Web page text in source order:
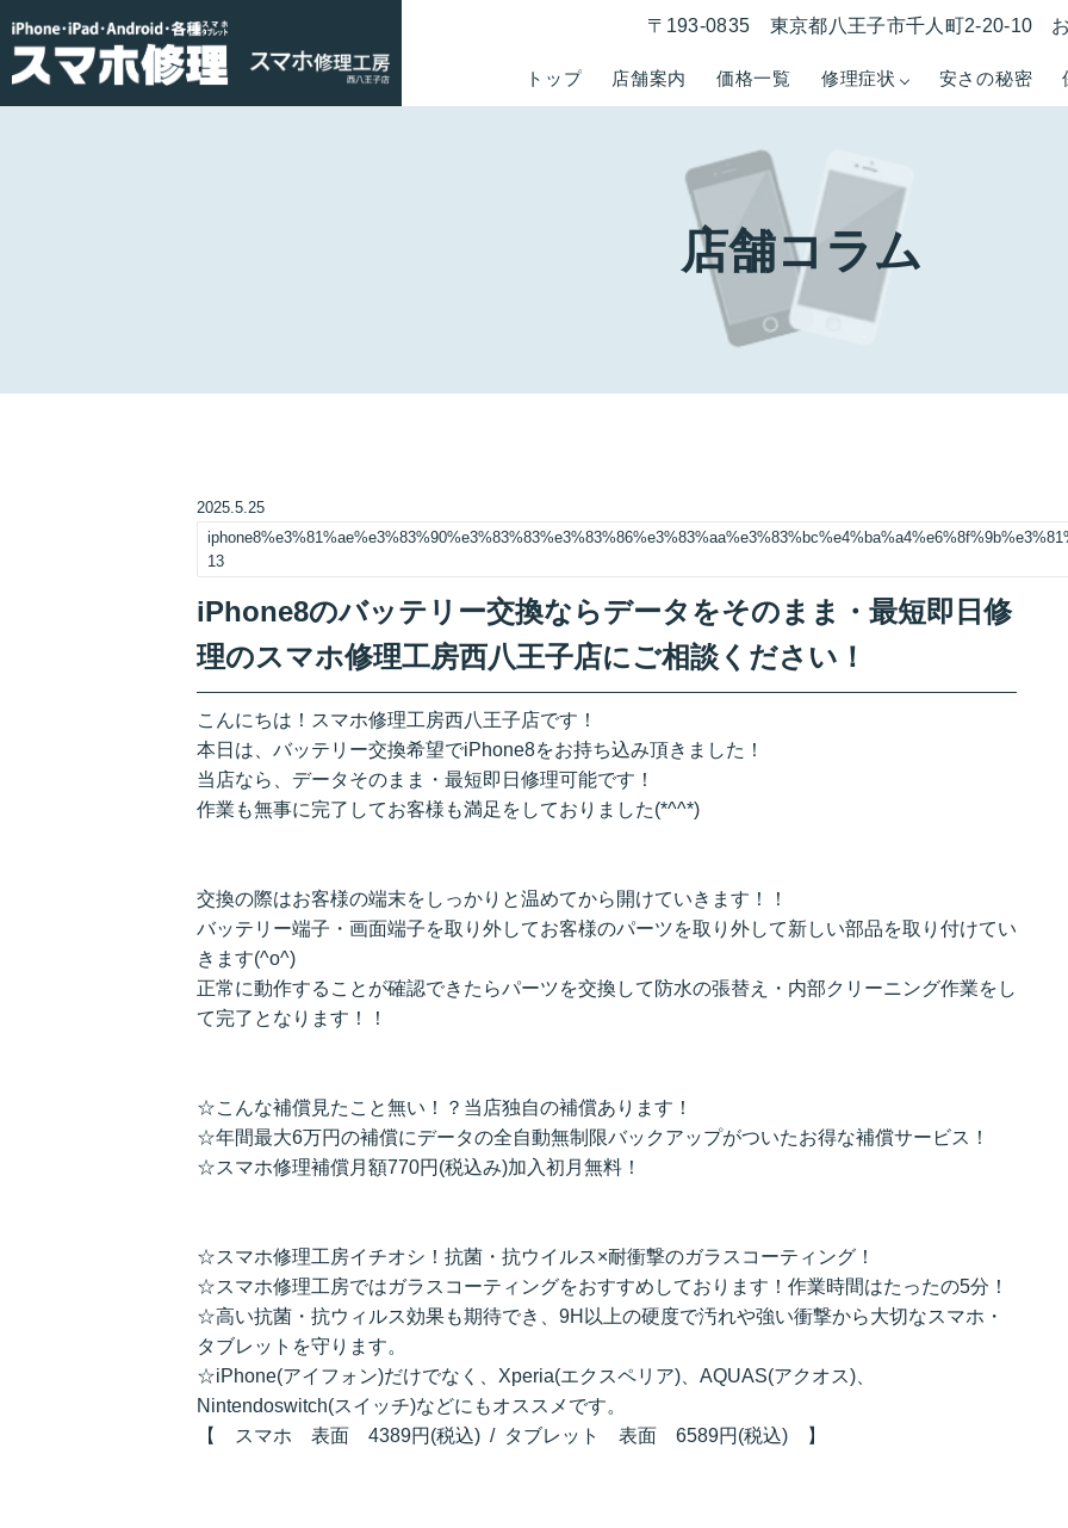
トップ 店舗案内 価格一覧 修理症状 安さの秘密
〒193-0835 東京都八王子市千人町2-20-10
店舗コラム
2025.5.25
13
iPhone8のバッテリー交換ならデータをそのまま・最短即日修
理のスマホ修理工房西八王子店にご相談ください！
こんにちは！スマホ修理工房西八王子店です！
本日は、バッテリー交換希望でiPhone8をお持ち込み頂きました！
当店なら、データそのまま・最短即日修理可能です！
作業も無事に完了してお客様も満足をしておりました(*^^*)
交換の際はお客様の端末をしっかりと温めてから開けていきます！！
バッテリー端子・画面端子を取り外してお客様のパーツを取り外して新しい部品を取り付けてい
きます(^o^)
正常に動作することが確認できたらパーツを交換して防水の張替え・内部クリーニング作業をし
て完了となります！！
☆こんな補償見たこと無い！？当店独自の補償あります！
☆年間最大6万円の補償にデータの全自動無制限バックアップがついたお得な補償サービス！
☆スマホ修理補償月額770円(税込み)加入初月無料！
☆スマホ修理工房イチオシ！抗菌・抗ウイルス×耐衝撃のガラスコーティング！
☆スマホ修理工房ではガラスコーティングをおすすめしております！作業時間はたったの5分！
☆高い抗菌・抗ウィルス効果も期待でき、9H以上の硬度で汚れや強い衝撃から大切なスマホ・
タブレットを守ります。
☆iPhone(アイフォン)だけでなく、Xperia(エクスペリア)、AQUAS(アクオス)、
Nintendoswitch(スイッチ)などにもオススメです。
【 スマホ 表面 4389円(税込) / タブレット 表面 6589円(税込) 】